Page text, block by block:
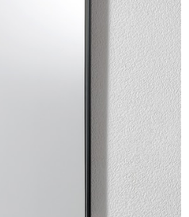
パネル・壁材
ウェルビーみのおHDC
クレーム公開
3年保証
スタイリング
オンライン相談
最高のリノベ会社がみつ
リノベりす